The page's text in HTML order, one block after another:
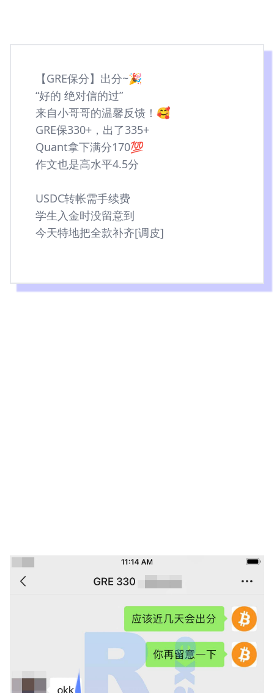
【GRE保分】出分~🎉
“好的 绝对信的过”
来自小哥哥的温馨反馈！🥰
GRE保330+，出了335+
Quant拿下满分170💯
作文也是高水平4.5分
USDC转帐需手续费
学生入金时没留意到
今天特地把全款补齐[调皮]